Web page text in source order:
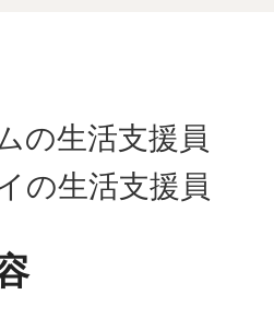
の生活支援員
の生活支援員